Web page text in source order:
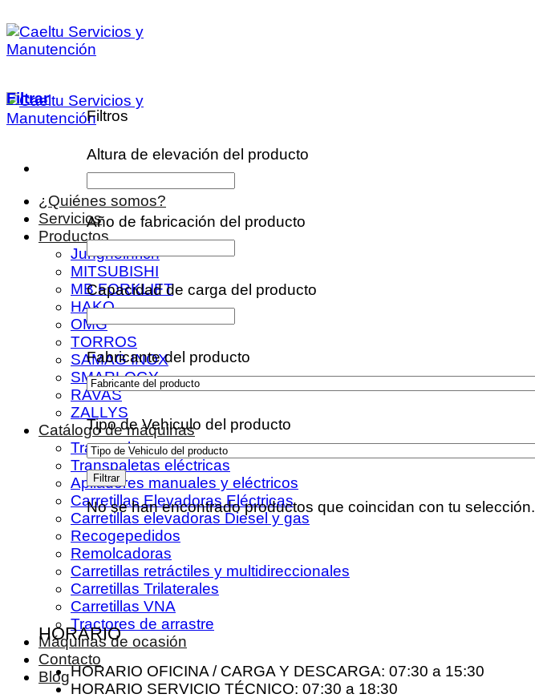
al
contenido
¿Quiénes somos?
Servicios
Productos
Jungheinrich
MITSUBISHI
MB FORKLIFT
HAKO
OMG
TORROS
SAMAG INOX
SMARLOGY
RAVAS
ZALLYS
Catálogo de máquinas
Transpaletas
Transpaletas eléctricas
Apiladores manuales y eléctricos
Carretillas Elevadoras Eléctricas
Carretillas elevadoras Diesel y gas
Recogepedidos
Remolcadoras
Carretillas retráctiles y multidireccionales
Carretillas Trilaterales
Carretillas VNA
Tractores de arrastre
Máquinas de ocasión
Contacto
Blog
Filtrar
Filtros
Altura de elevación del producto
Año de fabricación del producto
Capacidad de carga del producto
Fabricante del producto
Tipo de Vehiculo del producto
Filtrar
No se han encontrado productos que coincidan con tu selección.
HORARIO
HORARIO OFICINA / CARGA Y DESCARGA: 07:30 a 15:30
HORARIO SERVICIO TÉCNICO: 07:30 a 18:30